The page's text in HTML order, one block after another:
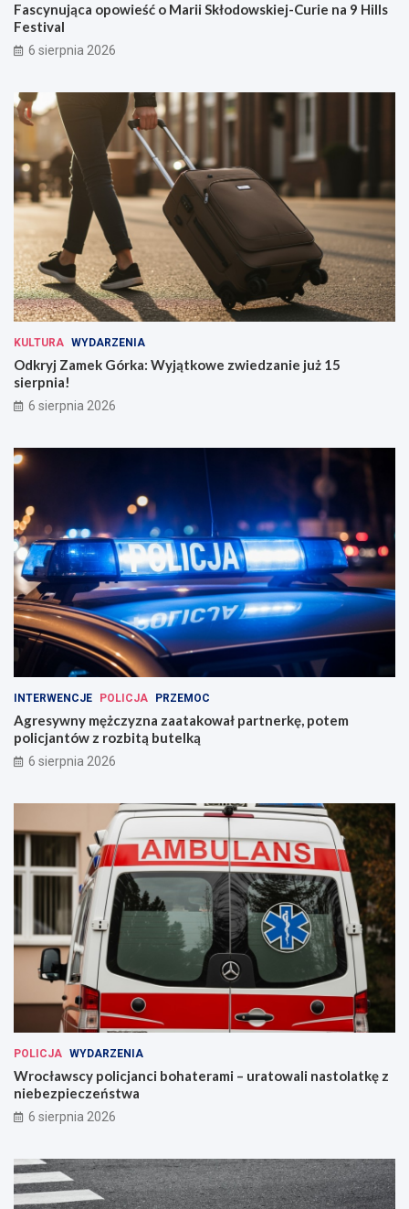
Fascynująca opowieść o Marii Skłodowskiej-Curie na 9 Hills
Festival
6 sierpnia 2026
KULTURA WYDARZENIA
Odkryj Zamek Górka: Wyjątkowe zwiedzanie już 15
sierpnia!
6 sierpnia 2026
INTERWENCJE POLICJA PRZEMOC
Agresywny mężczyzna zaatakował partnerkę, potem
policjantów z rozbitą butelką
6 sierpnia 2026
POLICJA WYDARZENIA
Wrocławscy policjanci bohaterami – uratowali nastolatkę z
niebezpieczeństwa
6 sierpnia 2026